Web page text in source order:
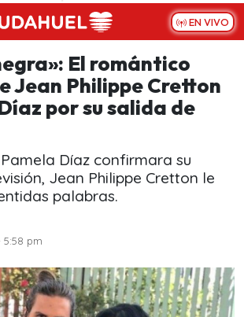
EN VIVO
El romántico
Jean Philippe Cretton
por su salida de
Díaz confirmara su
Jean Philippe Cretton le
palabras.
5:58 pm